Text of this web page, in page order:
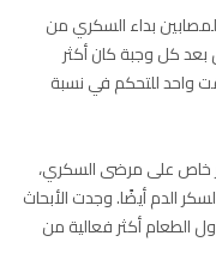
على الأشخاص المصابين بداء السكري من
المشي الخفيف لمدة 10 دقائق بعد كل وجبة كان أكثر
في أي وقت واحد للتحكم في نسبة
خاص على مرضى السكري،
الدم أيضًا. وجدت الأبحاث
الطعام أكثر فعالية من